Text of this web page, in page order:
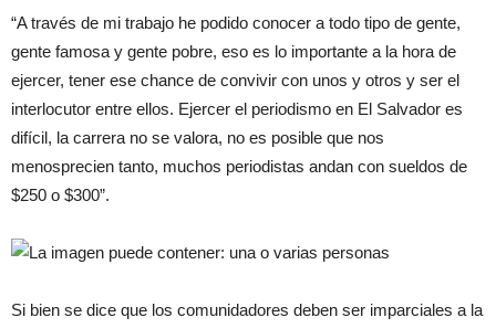
“A través de mi trabajo he podido conocer a todo tipo de gente,
gente famosa y gente pobre, eso es lo importante a la hora de
ejercer, tener ese chance de convivir con unos y otros y ser el
interlocutor entre ellos. Ejercer el periodismo en El Salvador es
difícil, la carrera no se valora, no es posible que nos
menosprecien tanto, muchos periodistas andan con sueldos de
$250 o $300”.
Si bien se dice que los comunidadores deben ser imparciales a la